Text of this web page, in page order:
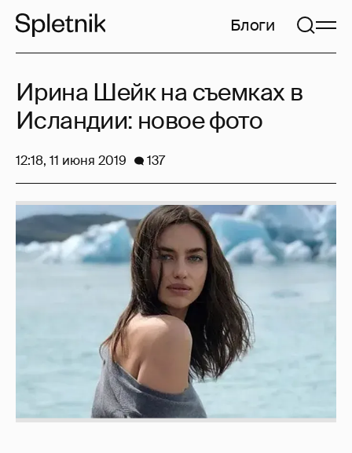
Блоги
Ирина Шейк на съемках в
Исландии: новое фото
12:18, 11 июня 2019 137